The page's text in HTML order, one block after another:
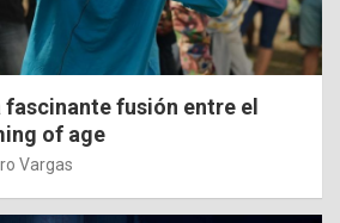
fusión entre el
of age
Vargas